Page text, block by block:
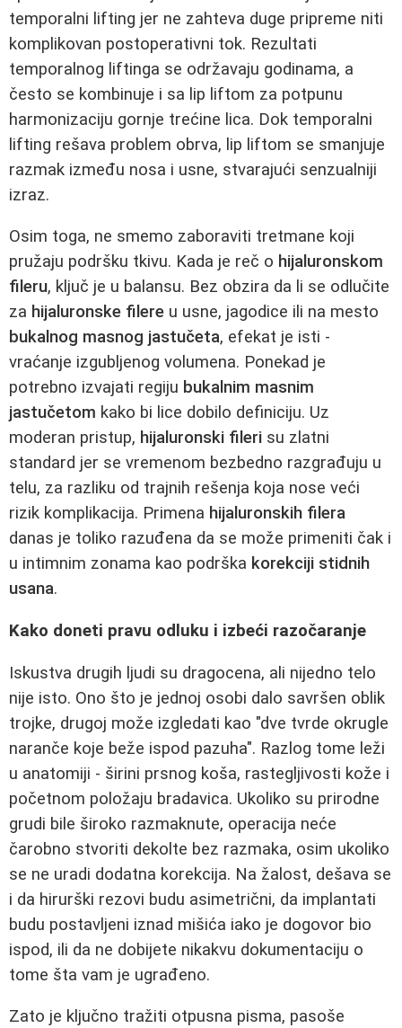
temporalni lifting jer ne zahteva duge pripreme niti
komplikovan postoperativni tok. Rezultati
temporalnog liftinga se održavaju godinama, a
često se kombinuje i sa lip liftom za potpunu
harmonizaciju gornje trećine lica. Dok temporalni
lifting rešava problem obrva, lip liftom se smanjuje
razmak između nosa i usne, stvarajući senzualniji
izraz.
Osim toga, ne smemo zaboraviti tretmane koji
pružaju podršku tkivu. Kada je reč o hijaluronskom
fileru, ključ je u balansu. Bez obzira da li se odlučite
za hijaluronske filere u usne, jagodice ili na mesto
bukalnog masnog jastučeta, efekat je isti -
vraćanje izgubljenog volumena. Ponekad je
potrebno izvajati regiju bukalnim masnim
jastučetom kako bi lice dobilo definiciju. Uz
moderan pristup, hijaluronski fileri su zlatni
standard jer se vremenom bezbedno razgrađuju u
telu, za razliku od trajnih rešenja koja nose veći
rizik komplikacija. Primena hijaluronskih filera
danas je toliko razuđena da se može primeniti čak i
u intimnim zonama kao podrška korekciji stidnih
usana.
Kako doneti pravu odluku i izbeći razočaranje
Iskustva drugih ljudi su dragocena, ali nijedno telo
nije isto. Ono što je jednoj osobi dalo savršen oblik
trojke, drugoj može izgledati kao "dve tvrde okrugle
naranče koje beže ispod pazuha". Razlog tome leži
u anatomiji - širini prsnog koša, rastegljivosti kože i
početnom položaju bradavica. Ukoliko su prirodne
grudi bile široko razmaknute, operacija neće
čarobno stvoriti dekolte bez razmaka, osim ukoliko
se ne uradi dodatna korekcija. Na žalost, dešava se
i da hirurški rezovi budu asimetrični, da implantati
budu postavljeni iznad mišića iako je dogovor bio
ispod, ili da ne dobijete nikakvu dokumentaciju o
tome šta vam je ugrađeno.
Zato je ključno tražiti otpusna pisma, pasoše